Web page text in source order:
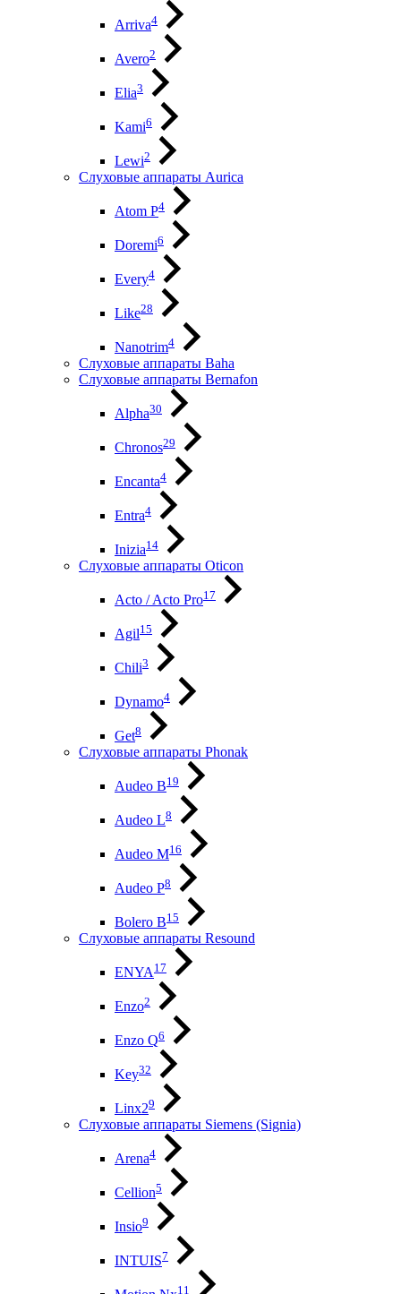
Arriva4
Avero2
Elia3
Kami6
Lewi2
Слуховые аппараты Aurica
Atom P4
Doremi6
Every4
Like28
Nanotrim4
Слуховые аппараты Baha
Слуховые аппараты Bernafon
Alpha30
Chronos29
Encanta4
Entra4
Inizia14
Слуховые аппараты Oticon
Acto / Acto Pro17
Agil15
Chili3
Dynamo4
Get8
Слуховые аппараты Phonak
Audeo B19
Audeo L8
Audeo М16
Audeo P8
Bolero B15
Слуховые аппараты Resound
ENYA 17
Enzo2
Enzo Q6
Key32
Linx29
Слуховые аппараты Siemens (Signia)
Arena4
Cellion5
Insio9
INTUIS7
11